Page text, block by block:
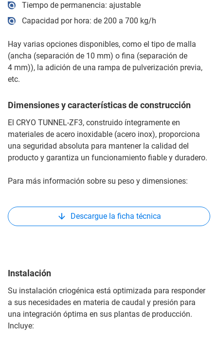
Tiempo de permanencia: ajustable
Capacidad por hora: de 200 a 700 kg/h
Hay varias opciones disponibles, como el tipo de malla
(ancha (separación de 10 mm) o fina (separación de
4 mm)), la adición de una rampa de pulverización previa,
etc.
Dimensiones y características de construcción
El CRYO TUNNEL-ZF3, construido íntegramente en
materiales de acero inoxidable (acero inox), proporciona
una seguridad absoluta para mantener la calidad del
producto y garantiza un funcionamiento fiable y duradero.
Para más información sobre su peso y dimensiones:
Descargue la ficha técnica
Instalación
Su instalación criogénica está optimizada para responder
a sus necesidades en materia de caudal y presión para
una integración óptima en sus plantas de producción.
Incluye: